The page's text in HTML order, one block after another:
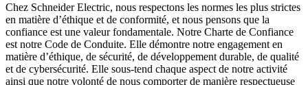
Chez Schneider Electric, nous respectons les normes les plus strictes
en matière d’éthique et de conformité, et nous pensons que la
confiance est une valeur fondamentale. Notre Charte de Confiance
est notre Code de Conduite. Elle démontre notre engagement en
matière d’éthique, de sécurité, de développement durable, de qualité
et de cybersécurité. Elle sous-tend chaque aspect de notre activité
ainsi que notre volonté de nous comporter de manière respectueuse